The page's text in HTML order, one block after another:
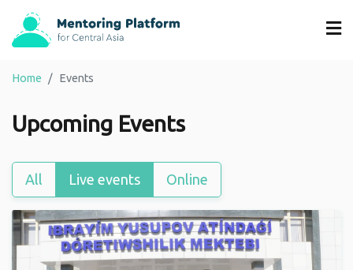
Home Events
Upcoming Events
All Live events Online